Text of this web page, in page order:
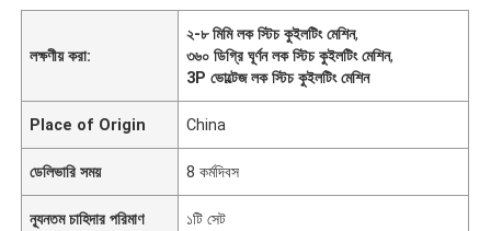
লক্ষণীয় করা:
২-৮ মিমি লক স্টিচ কুইলটিং মেশিন,
৩৬০ ডিগ্রি ঘূর্ণন লক স্টিচ কুইলটিং মেশিন,
3P ভোল্টেজ লক স্টিচ কুইলটিং মেশিন
Place of Origin China
ডেলিভারি সময় 8 কর্মদিবস
ন্যূনতম চাহিদার পরিমাণ ১টি সেট